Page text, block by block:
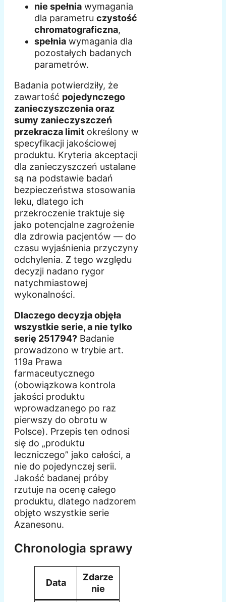
nie spełnia wymagania
dla parametru czystość
chromatograficzna,
spełnia wymagania dla
pozostałych badanych
parametrów.
Badania potwierdziły, że
zawartość pojedynczego
zanieczyszczenia oraz
sumy zanieczyszczeń
przekracza limit określony w
specyfikacji jakościowej
produktu. Kryteria akceptacji
dla zanieczyszczeń ustalane
są na podstawie badań
bezpieczeństwa stosowania
leku, dlatego ich
przekroczenie traktuje się
jako potencjalne zagrożenie
dla zdrowia pacjentów — do
czasu wyjaśnienia przyczyny
odchylenia. Z tego względu
decyzji nadano rygor
natychmiastowej
wykonalności.
Dlaczego decyzja objęła
wszystkie serie, a nie tylko
serię 251794? Badanie
prowadzono w trybie art.
119a Prawa
farmaceutycznego
(obowiązkowa kontrola
jakości produktu
wprowadzanego po raz
pierwszy do obrotu w
Polsce). Przepis ten odnosi
się do „produktu
leczniczego” jako całości, a
nie do pojedynczej serii.
Jakość badanej próby
rzutuje na ocenę całego
produktu, dlatego nadzorem
objęto wszystkie serie
Azanesonu.
Chronologia sprawy
Data
Zdarze
nie